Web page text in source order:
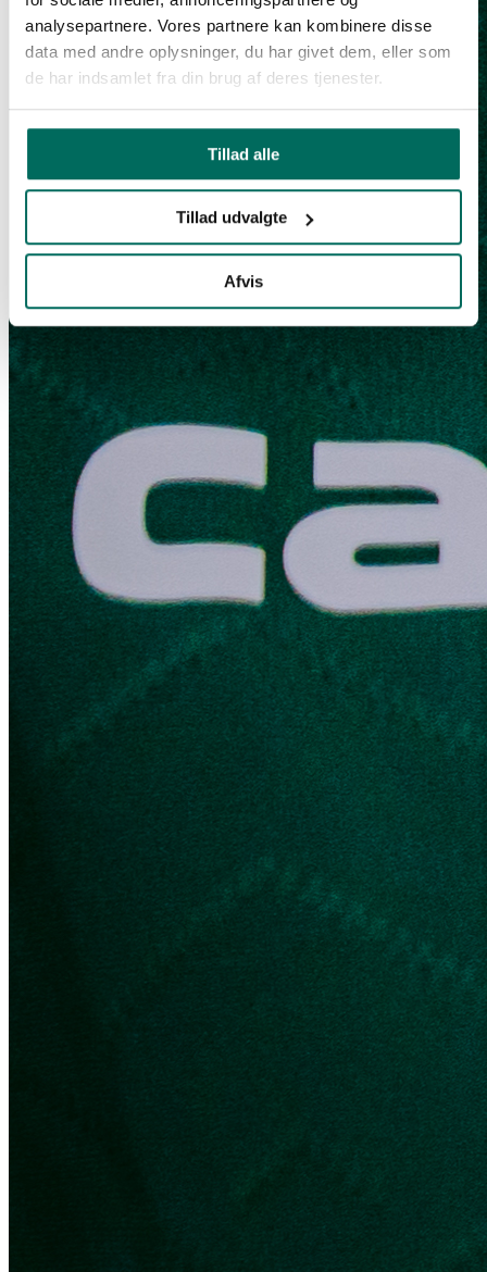
analysepartnere. Vores partnere kan kombinere disse
data med andre oplysninger, du har givet dem, eller som
de har indsamlet fra din brug af deres tjenester.
Tillad alle
Tillad udvalgte
Afvis